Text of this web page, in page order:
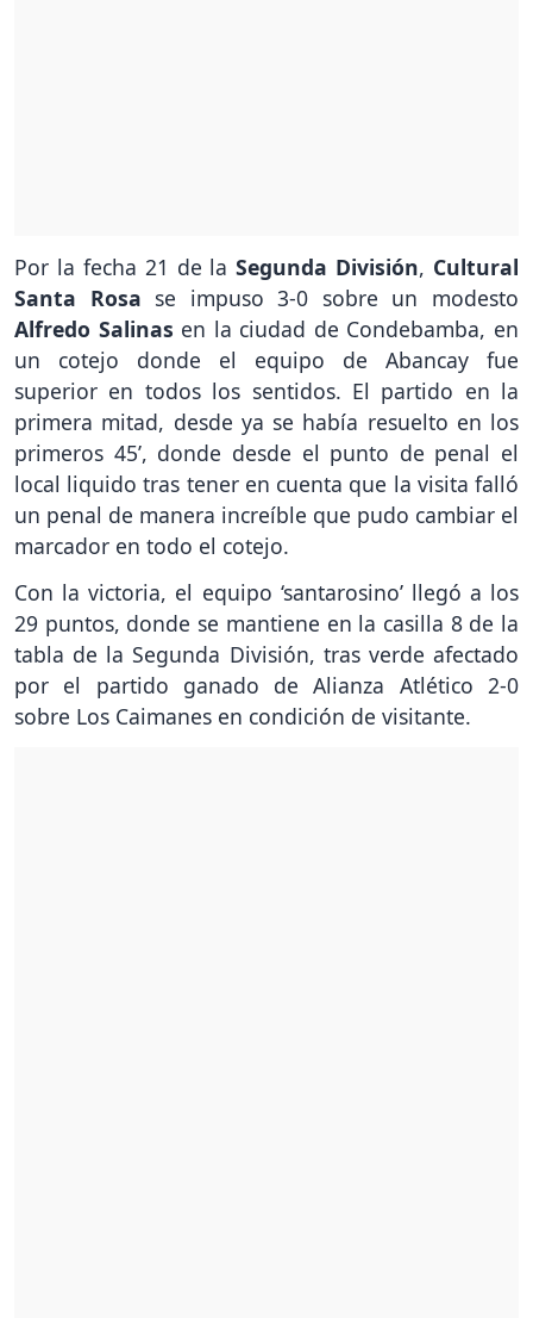
Por la fecha 21 de laSegunda División, Cultural
Santa Rosa se impuso 3-0 sobre un modesto
Alfredo Salinas en la ciudad de Condebamba, en
un cotejo donde el equipo de Abancay fue
superior en todos los sentidos. El partido en la
primera mitad, desde ya se había resuelto en los
primeros 45’, donde desde el punto de penal el
local liquido tras tener en cuenta que la visita falló
un penal de manera increíble que pudo cambiar el
marcador en todo el cotejo.
Con la victoria, el equipo ‘santarosino’ llegó a los
29 puntos, donde se mantiene en la casilla 8 de la
tabla de la Segunda División, tras verde afectado
por el partido ganado de Alianza Atlético 2-0
sobre Los Caimanes en condición de visitante.